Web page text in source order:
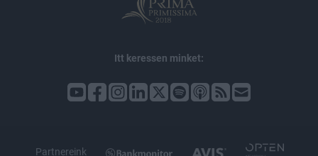
Itt keressen minket:
Partnereink